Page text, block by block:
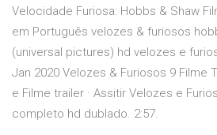
Velocidade Furiosa: Hobbs & Shaw
em Português velozes & furiosos
(universal pictures) hd velozes e
Jan 2020 Velozes & Furiosos 9 Filme
e Filme trailer · Assitir Velozes e
completo hd dublado. 2:57.